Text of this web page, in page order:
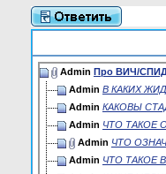
Admin Про ВИЧ/
Admin В КАКИХ
Admin КАКОВЫ
Admin ЧТО ТАКОЕ
Admin ЧТО
Admin ЧТО ТАКОЕ